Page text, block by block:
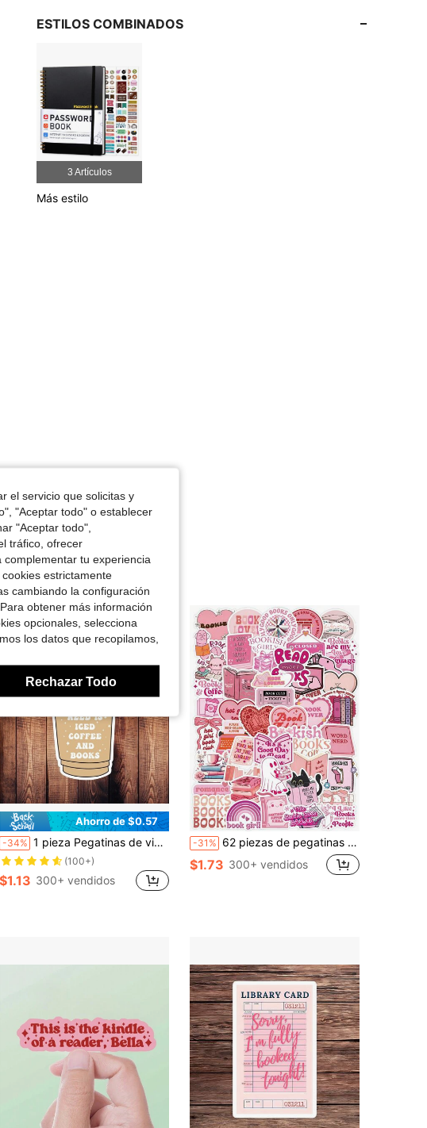
4.94
4.94
ESTILOS COMBINADOS
3 Artículos
Más estilo
Ahorro de $0.57
-34% 1 pieza Pegatinas de vinilo impermeables para Kindle y portátil, regalo para amantes de los libros, pegatina para botella de agua, calcomanía de lectura, regalo perfecto para amantes del café con hielo y los libros 2x3,1 pulgadas
(100+)
$1.13 300+ vendidos
-31% 62 piezas de pegatinas con tema de estudio en color rosa, patrón lindo de libro y lazo, adecuadas para decorar diarios, set de pegatinas de vinilo holográfico dulce para accesorios de portátil, celebrar la vida de lectura y útiles escolares
$1.73 300+ vendidos
el servicio que solicitas y
"Aceptar todo" o establecer
"Aceptar todo",
tráfico, ofrecer
tu experiencia
estrictamente
cambiando la configuración
obtener más información
opcionales, selecciona
los datos que recopilamos,
Rechazar Todo